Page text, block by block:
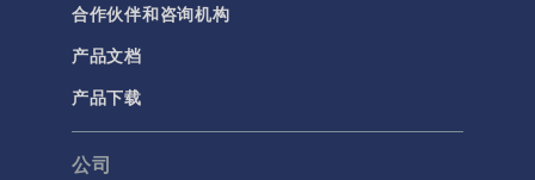
合作伙伴和咨询机构
产品文档
产品下载
公司